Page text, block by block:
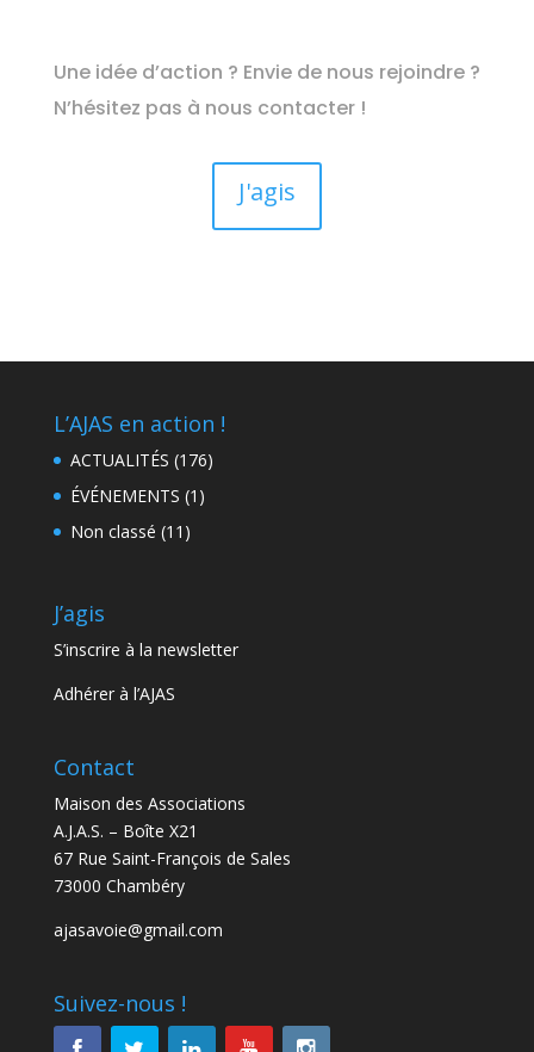
Une idée d’action ? Envie de nous rejoindre ?
N’hésitez pas à nous contacter !
J'agis
L’AJAS en action !
ACTUALITÉS (176)
ÉVÉNEMENTS (1)
Non classé (11)
J’agis
S’inscrire à la newsletter
Adhérer à l’AJAS
Contact
Maison des Associations
A.J.A.S. – Boîte X21
67 Rue Saint-François de Sales
73000 Chambéry
ajasavoie@gmail.com
Suivez-nous !